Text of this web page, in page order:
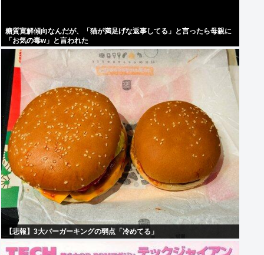
糖質寛解傾向なんだが、「猫が満足げな返事してる」と言ったら母親に
「お気の毒w」と言われた
【悲報】3大バーガーキングの弱点「冷めてる」